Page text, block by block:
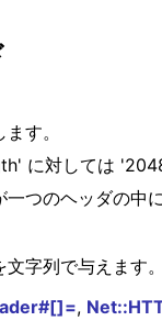
す。
に対しては
つのヘッダの中
字列で与えます。
,